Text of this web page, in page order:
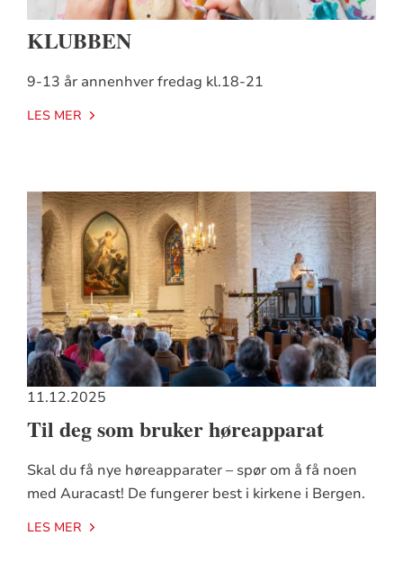
KLUBBEN
9-13 år annenhver fredag kl.18-21
LES MER
11.12.2025
Til deg som bruker høreapparat
Skal du få nye høreapparater – spør om å få noen
med Auracast! De fungerer best i kirkene i Bergen.
LES MER